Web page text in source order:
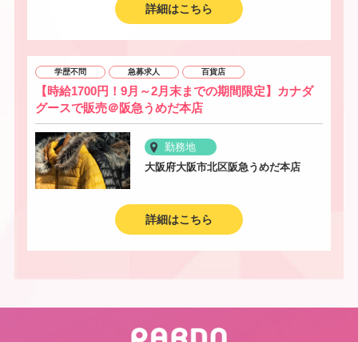
詳細はこちら
学歴不問 急募求人 百貨店
【時給1700円！9月～2月末までの期間限定】カナダ
グースで販売＠阪急うめだ本店
勤務地
大阪府大阪市北区阪急うめだ本店
詳細はこちら